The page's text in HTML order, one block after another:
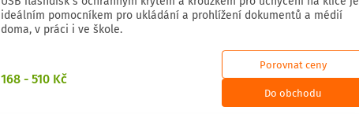
ideálním pomocníkem pro ukládání a prohlížení dokumentů a médií
doma, v práci i ve škole.
168 - 510 Kč
Porovnat ceny
Do obchodu